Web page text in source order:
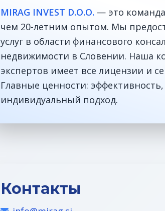
MIRAG INVEST D.O.O. — это
чем 20-летним опытом. Мы
услуг в области финансового
недвижимости в Словении. Наша
экспертов имеет все лицензии и
Главные ценности:
индивидуальный подход.
Контакты